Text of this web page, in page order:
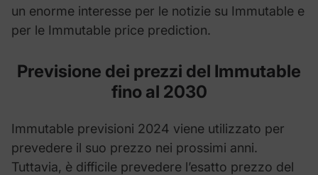
un enorme interesse per le notizie su Immutable e
per le Immutable price prediction.
Previsione dei prezzi del Immutable
fino al 2030
Immutable previsioni 2024 viene utilizzato per
prevedere il suo prezzo nei prossimi anni.
Tuttavia, è difficile prevedere l’esatto prezzo del